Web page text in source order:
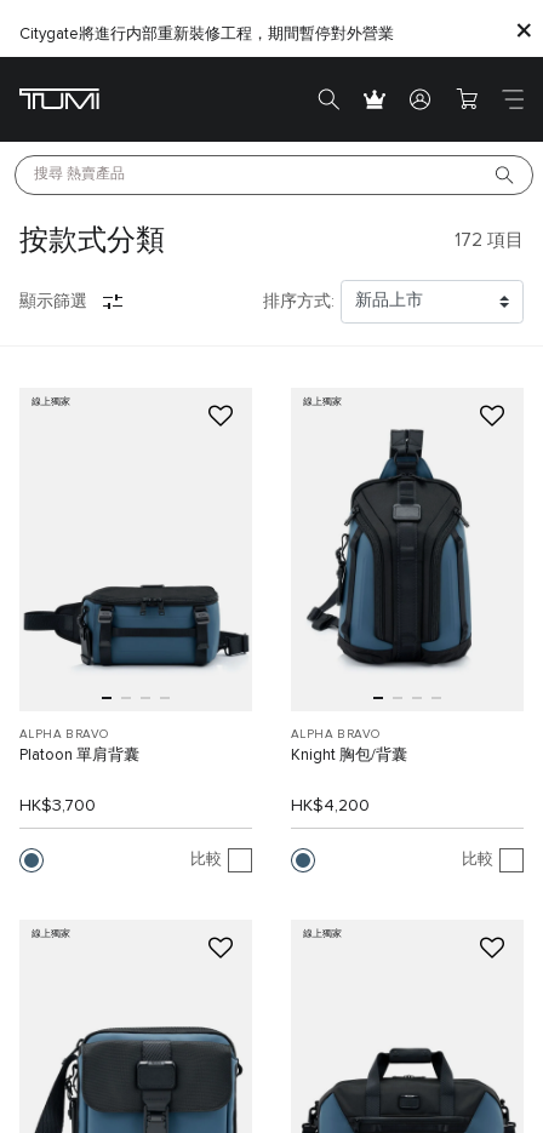
Citygate將進行内部重新裝修工程，期間暫停對外營業
搜尋 熱賣產品
按款式分類 172 項目
顯示篩選 排序方式:
線上獨家
ALPHA BRAVO
Platoon 單肩背囊
HK$3,700
比較
線上獨家
ALPHA BRAVO
Knight 胸包/背囊
HK$4,200
比較
線上獨家 線上獨家